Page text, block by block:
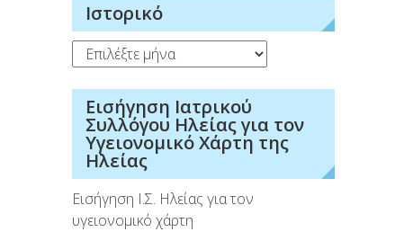
Ιστορικό
Ιστορικό
Εισήγηση Ιατρικού
Συλλόγου Ηλείας για τον
Υγειονομικό Χάρτη της
Ηλείας
Εισήγηση Ι.Σ. Ηλείας για τον
υγειονομικό χάρτη